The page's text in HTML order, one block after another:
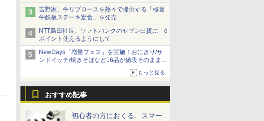
吉野家、牛リブロースを熱々で提供する「極旨
牛鉄板ステーキ定食」を発売
NTT島田社長、ソフトバンクのセブン出資に「d
ポイント使えるようにして」
NewDays「増量フェス」を実施！おにぎり/サ
ンドイッチ/焼きそばなど16品が値段そのままで
もっと見る
おすすめ記事
初心者の方におくる、スマー